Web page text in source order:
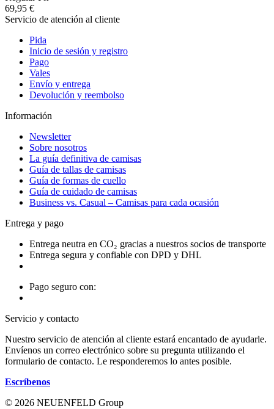
69,95 €
Servicio de atención al cliente
Pida
Inicio de sesión y registro
Pago
Vales
Envío y entrega
Devolución y reembolso
Información
Newsletter
Sobre nosotros
La guía definitiva de camisas
Guía de tallas de camisas
Guía de formas de cuello
Guía de cuidado de camisas
Business vs. Casual – Camisas para cada ocasión
Entrega y pago
Entrega neutra en CO₂ gracias a nuestros socios de transporte
Entrega segura y confiable con DPD y DHL
Pago seguro con:
Servicio y contacto
Nuestro servicio de atención al cliente estará encantado de ayudarle.
Envíenos un correo electrónico sobre su pregunta utilizando el
formulario de contacto. Le responderemos lo antes posible.
Escríbenos
© 2026 NEUENFELD Group